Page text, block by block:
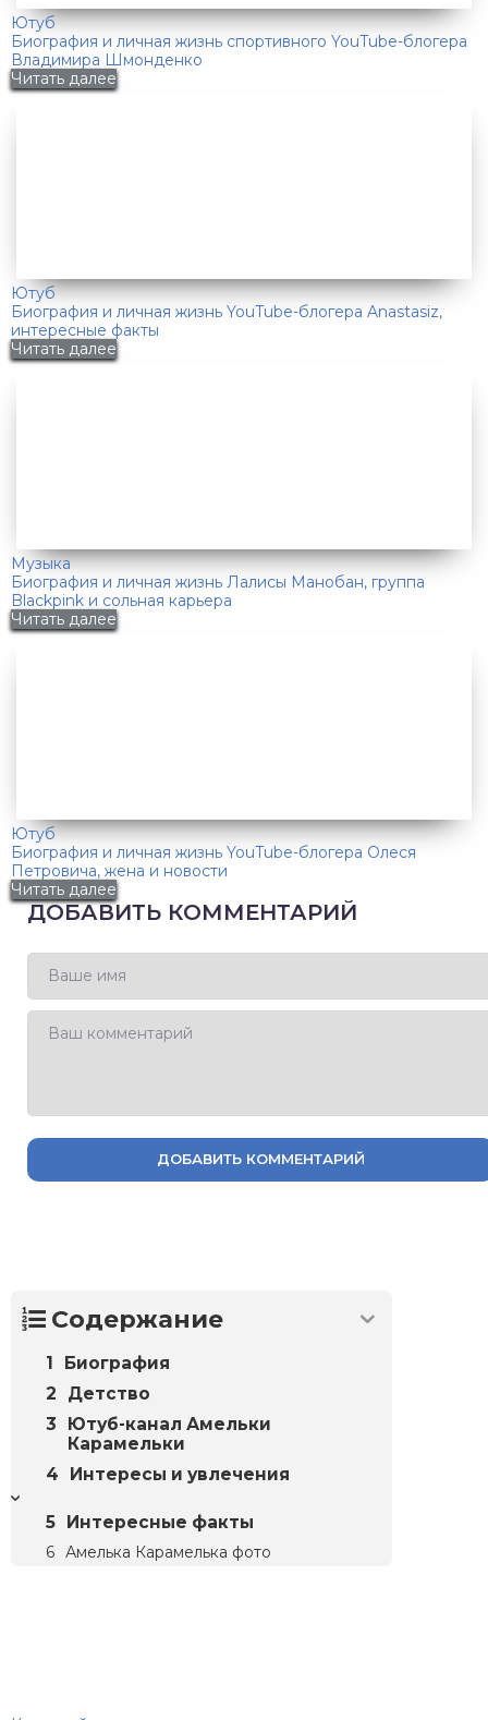
Ютуб
Биография и личная жизнь спортивного YouTube-блогера
Владимира Шмонденко
Читать далее
Ютуб
Биография и личная жизнь YouTube-блогера Anastasiz,
интересные факты
Читать далее
Музыка
Биография и личная жизнь Лалисы Манобан, группа
Blackpink и сольная карьера
Читать далее
Ютуб
Биография и личная жизнь YouTube-блогера Олеся
Петровича, жена и новости
Читать далее
ДОБАВИТЬ КОММЕНТАРИЙ
ДОБАВИТЬ КОММЕНТАРИЙ
Содержание
Биография
Детство
Ютуб-канал Амельки
Карамельки
Интересы и увлечения
Интересные факты
Амелька Карамелька фото